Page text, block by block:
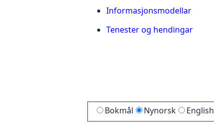
Informasjonsmodellar
Tenester og hendingar
Bokmål Nynorsk English